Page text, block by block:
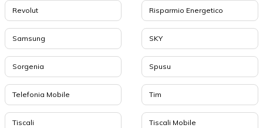
Revolut Risparmio Energetico
Samsung SKY
Sorgenia Spusu
Telefonia Mobile Tim
Tiscali Tiscali Mobile